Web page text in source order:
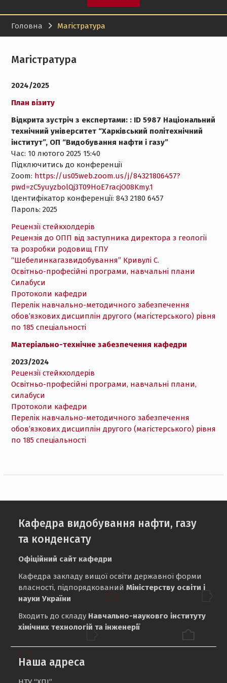
Головна Магістратура
Магістратура
2024/2025
План візиту
Відкрита зустріч з експертами: : ID 5987 Національний
технічний університет “Харківський політехнічний
інститут”, ОП “Видобування нафти і газу”
Час: 10 лютого 2025 15:40
Підключитись до конференції
Zoom: https://us05web.zoom.us/j/84321806457?
pwd=zC5yuyzbolQj3T09HoE7racjO08Kmy.1
Ідентифікатор конференції: 843 2180 6457
Пароль: 2025
Рецензії стейкхолдерів
Рецензія до ОПП від заступника директора з геології
та розробки родовищ ГПУ
“Шебелинкагазвидобування” Кривулі С.
Освітньо-професійні програми, навчальні плани
Cилабуси
Протоколи кафедри
Перелік навчально-методичного забезпечення
обов’язкових дисциплін другого (магістерського) рівня
по 185 спеціальності
Матеріально-технічне забезпечення кафедри
2023/2024
Рецензії стейкхолдерів
Освітньо-професійні програми, навчальні плани,
силабуси
Протоколи кафедри
Перелік навчально-методичного забезпечення
обов’язкових дисциплін другого (магістерського) рівня
по 185 спеціальності
Кафедра видобування нафти, газу
та конденсату
Офіційний сайт кафедри
Кафедра закладу вищої освіти державної форми
власності, підпорядкованийМіністерству освіти і
науки України
Входить до складу Навчально-науковго інституту
хімічних технологій та інженерії
Наша адреса